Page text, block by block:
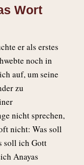
Wort
er als erstes
noch in
auf, um seine
zu
nicht sprechen,
nicht: Was soll
soll ich Gott
Anayas